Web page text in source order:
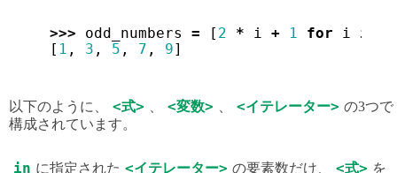
>>> odd_numbers = [ 2 * i + 1 for i in
[ 1 , 3 , 5 , 7 , 9]
以下のように、 <式> 、 <変数> 、 <イテレーター> の3つで
構成されています。
in に指定された <イテレーター> の要素数だけ、 <式> を